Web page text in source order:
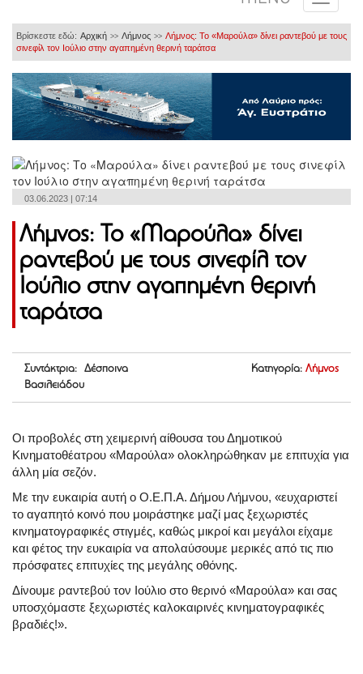
Βρίσκεστε εδώ: Αρχική >> Λήμνος >> Λήμνος: Το «Μαρούλα» δίνει ραντεβού με τους
σινεφίλ τον Ιούλιο στην αγαπημένη θερινή ταράτσα
03.06.2023 | 07:14
Λήμνος: Το «Μαρούλα» δίνει
ραντεβού με τους σινεφίλ τον
Ιούλιο στην αγαπημένη θερινή
ταράτσα
Συντάκτρια: Δέσποινα
Βασιλειάδου
Κατηγορία: Λήμνος
Οι προβολές στη χειμερινή αίθουσα του Δημοτικού
Κινηματοθέατρου «Μαρούλα» ολοκληρώθηκαν με επιτυχία για
άλλη μία σεζόν.
Με την ευκαιρία αυτή ο Ο.Ε.Π.Α. Δήμου Λήμνου, «ευχαριστεί
το αγαπητό κοινό που μοιράστηκε μαζί μας ξεχωριστές
κινηματογραφικές στιγμές, καθώς μικροί και μεγάλοι είχαμε
και φέτος την ευκαιρία να απολαύσουμε μερικές από τις πιο
πρόσφατες επιτυχίες της μεγάλης οθόνης.
Δίνουμε ραντεβού τον Ιούλιο στο θερινό «Μαρούλα» και σας
υποσχόμαστε ξεχωριστές καλοκαιρινές κινηματογραφικές
βραδιές!».